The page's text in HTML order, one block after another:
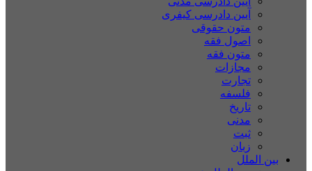
آیین دادرسی کیفری
متون حقوقی
اصول فقه
متون فقه
مجازات
تجارت
فلسفه
تاریخ
مدنی
ثبت
زبان
بین الملل